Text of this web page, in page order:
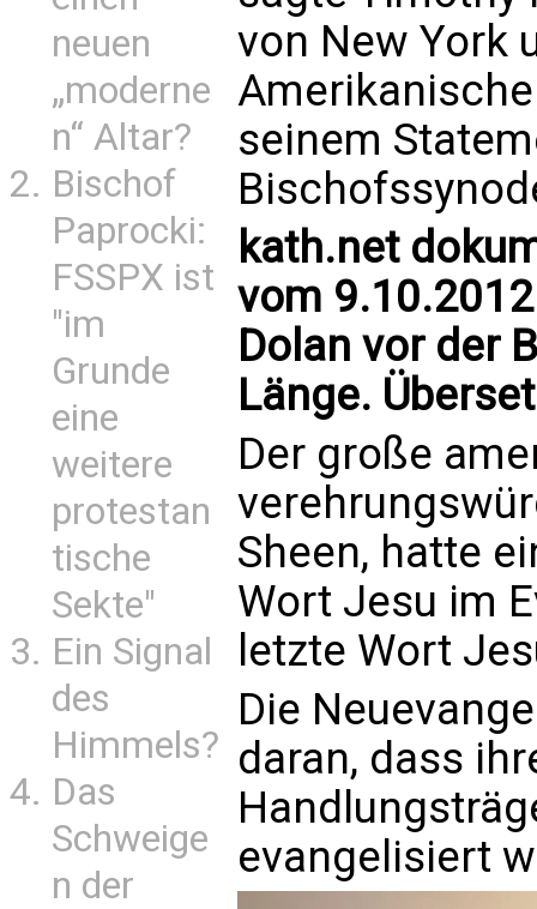
neuen
„moderne
n“ Altar?
Bischof
Paprocki:
FSSPX ist
"im
Grunde
eine
weitere
protestan
tische
Sekte"
Ein Signal
des
Himmels?
Das
Schweige
n der
von New York
seinem
kath.net
vom
Dolan vor der
Länge.
Der große
Sheen, hatte
Wort Jesu im
letzte Wort Jesu
Die
daran, dass
evangelisiert